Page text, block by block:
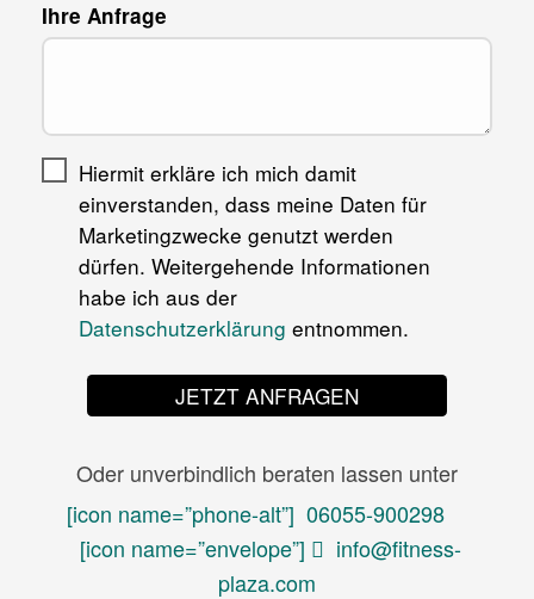
Ihre Anfrage
Hiermit erkläre ich mich damit
einverstanden, dass meine Daten für
Marketingzwecke genutzt werden
dürfen. Weitergehende Informationen
habe ich aus der
Datenschutzerklärung entnommen.
JETZT ANFRAGEN
Oder unverbindlich beraten lassen unter
[icon name=”phone-alt”] 06055-900298
[icon name=”envelope”]
info@fitness-
plaza.com